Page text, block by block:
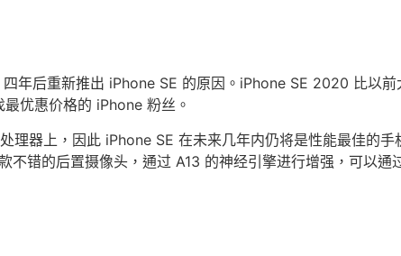
年后重新推出 iPhone SE 的原因。iPhone SE 2020 比以
优惠价格的 iPhone 粉丝。
理器上，因此 iPhone SE 在未来几年内仍将是性能最佳的手
错的后置摄像头，通过 A13 的神经引擎进行增强，可以通